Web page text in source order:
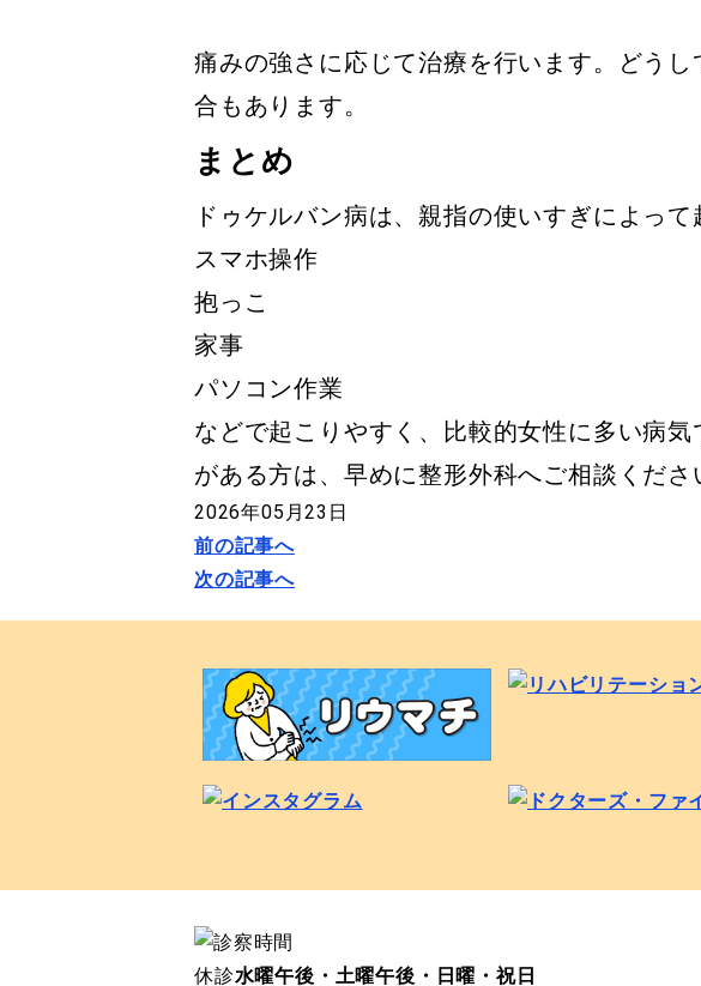
痛みの強さに応じて治療を行います。どう
合もあります。
まとめ
ドゥケルバン病は、親指の使いすぎによって
スマホ操作
抱っこ
家事
パソコン作業
などで起こりやすく、比較的女性に多い病
がある方は、早めに整形外科へご相談くださ
2026年05月23日
前の記事へ
次の記事へ
休診水曜午後・土曜午後・日曜・祝日